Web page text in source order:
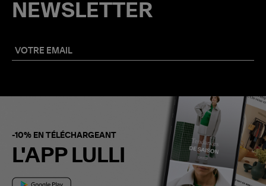
NEWSLETTER
-10% EN TÉLÉCHARGEANT
L'APP LULLI